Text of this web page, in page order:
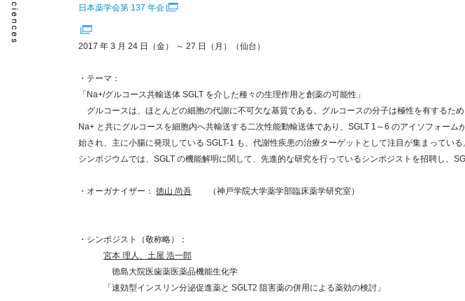
日本薬学会第 137 年会
2017 年 3 月 24 日（金） ～ 27 日（月）（仙台）
・テーマ：
「Na+/グルコース共輸送体 SGLT を介した種々の生理作用と創薬の可能性」
グルコースは、ほとんどの細胞の代謝に不可欠な基質である。グルコースの分子は極性を有するた
Na+ と共にグルコースを細胞内へ共輸送する二次性能動輸送体であり、SGLT 1～6 のアイソフォー
始され、主に小腸に発現している SGLT-1 も、代謝性疾患の治療ターゲットとして注目が集まって
シンポジウムでは、SGLT の機能解明に関して、先進的な研究を行っているシンポジストを招聘し、
・オーガナイザー： 徳山 尚吾 （神戸学院大学薬学部臨床薬学研究室）
・シンポジスト
（敬称略）：
宮本 理人、土屋 浩一郎
徳島大院医歯薬医薬品機能生化学
「速効型インスリン分泌促進薬と SGLT2 阻害薬の併用による薬効の検討」